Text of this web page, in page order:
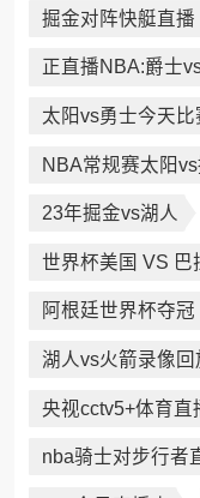
掘金对阵快艇直播
正直播NBA:爵士
太阳vs勇士今天比
NBA常规赛太阳
23年掘金vs湖人
世界杯美国 VS 巴
阿根廷世界杯夺冠
湖人vs火箭录像回
央视cctv5+体育直
nba骑士对步行者